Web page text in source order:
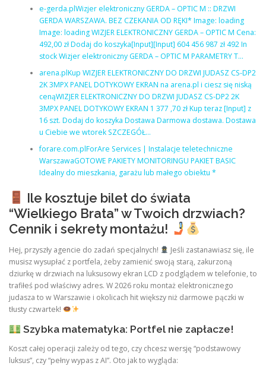
e-gerda.plWizjer elektroniczny GERDA – OPTIC M :: DRZWI
GERDA WARSZAWA. BEZ CZEKANIA OD RĘKI* Image: loading
Image: loading WIZJER ELEKTRONICZNY GERDA – OPTIC M Cena:
492,00 zł Dodaj do koszyka[Input][Input] 604 456 987 zł 492 In
stock Wizjer elektroniczny GERDA – OPTIC M PARAMETRY T…
arena.plKup WIZJER ELEKTRONICZNY DO DRZWI JUDASZ CS-DP2
2K 3MPX PANEL DOTYKOWY EKRAN na arena.pl i ciesz się niską
cenąWIZJER ELEKTRONICZNY DO DRZWI JUDASZ CS-DP2 2K
3MPX PANEL DOTYKOWY EKRAN 1 377 ,70 zł Kup teraz [Input] z
16 szt. Dodaj do koszyka Dostawa Darmowa dostawa. Dostawa
u Ciebie we wtorek SZCZEGÓŁ…
forare.com.plForAre Services | Instalacje teletechniczne
WarszawaGOTOWE PAKIETY MONITORINGU PAKIET BASIC
Idealny do mieszkania, garażu lub małego obiektu *
Ile kosztuje bilet do świata
“Wielkiego Brata” w Twoich drzwiach?
Cennik i sekrety montażu!
Hej, przyszły agencie do zadań specjalnych!
Jeśli zastanawiasz się, ile
musisz wysupłać z portfela, żeby zamienić swoją starą, zakurzoną
dziurkę w drzwiach na luksusowy ekran LCD z podglądem w telefonie, to
trafiłeś pod właściwy adres. W 2026 roku montaż elektronicznego
judasza to w Warszawie i okolicach hit większy niż darmowe pączki w
tłusty czwartek!
Szybka matematyka: Portfel nie zapłacze!
Koszt całej operacji zależy od tego, czy chcesz wersję “podstawowy
luksus”, czy “pełny wypas z AI”. Oto jak to wygląda: